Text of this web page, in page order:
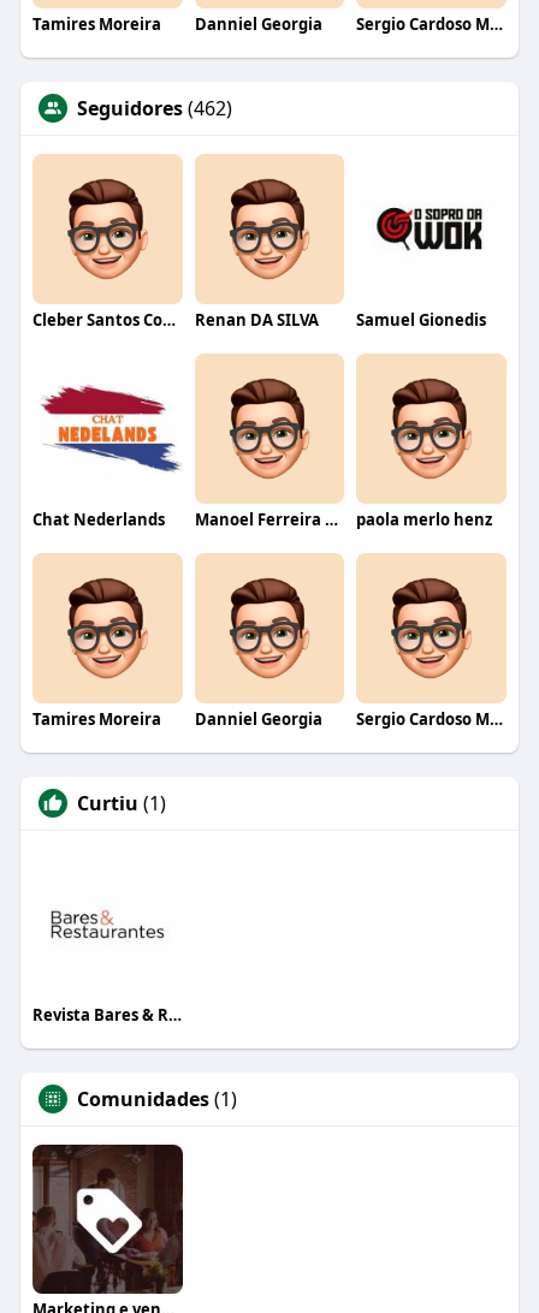
Tamires Moreira Danniel Georgia Sergio Cardoso Melo
Seguidores(462)
Cleber Santos Costa Renan DA SILVA Samuel Gionedis
Chat Nederlands Manoel Ferreira dos Santos junior paola merlo henz
Tamires Moreira Danniel Georgia Sergio Cardoso Melo
Curtiu (1)
Revista Bares & Restaurantes
Comunidades(1)